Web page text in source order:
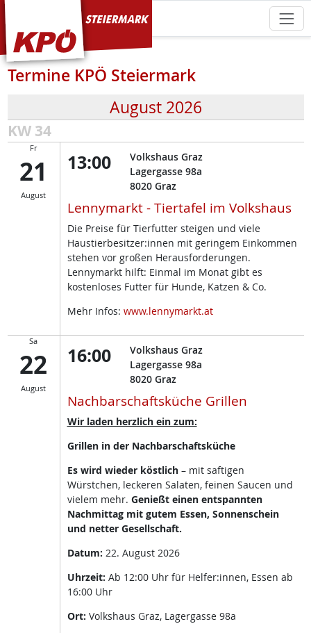
KPÖ Steiermark
Termine KPÖ Steiermark
August 2026
KW 34
Fr
21
August
13:00
Volkshaus Graz
Lagergasse 98a
8020 Graz
Lennymarkt - Tiertafel im Volkshaus
Die Preise für Tierfutter steigen und viele
Haustierbesitzer:innen mit geringem Einkommen
stehen vor großen Herausforderungen.
Lennymarkt hilft: Einmal im Monat gibt es
kostenloses Futter für Hunde, Katzen & Co.
Mehr Infos: www.lennymarkt.at
Sa
22
August
16:00
Volkshaus Graz
Lagergasse 98a
8020 Graz
Nachbarschaftsküche Grillen
Wir laden herzlich ein zum:
Grillen in der Nachbarschaftsküche
Es wird wieder köstlich – mit saftigen
Würstchen, leckeren Salaten, feinen Saucen und
vielem mehr. Genießt einen entspannten
Nachmittag mit gutem Essen, Sonnenschein
und netter Gesellschaft.
Datum: 22. August 2026
Uhrzeit: Ab 12:00 Uhr für Helfer:innen, Essen ab
16:00 Uhr
Ort: Volkshaus Graz, Lagergasse 98a